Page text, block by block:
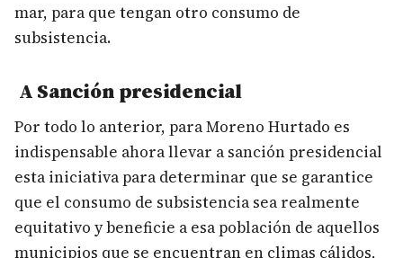
mar, para que tengan otro consumo de
subsistencia.
A Sanción presidencial
Por todo lo anterior, para Moreno Hurtado es
indispensable ahora llevar a sanción presidencial
esta iniciativa para determinar que se garantice
que el consumo de subsistencia sea realmente
equitativo y beneficie a esa población de aquellos
municipios que se encuentran en climas cálidos,